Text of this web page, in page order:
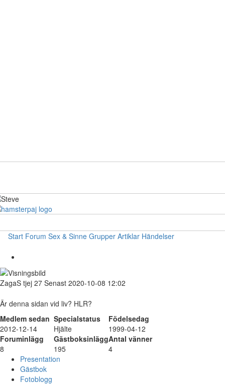
Start Forum Sex & Sinne Grupper Artiklar Händelser
ZagaS tjej 27 Senast 2020-10-08 12:02
Är denna sidan vid liv? HLR?
Medlem sedan Specialstatus
Födelsedag
2012-12-14
Hjälte
1999-04-12
Foruminlägg
GästboksinläggAntal vänner
8
195
4
Presentation
Gästbok
Fotoblogg